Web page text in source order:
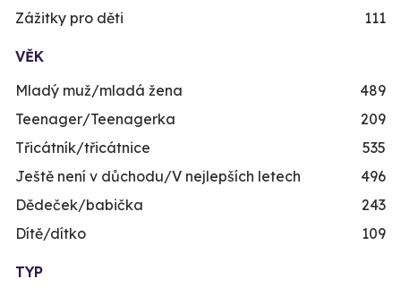
Zážitky pro děti
111
VĚK
Mladý muž/mladá žena
489
Teenager/Teenagerka
209
Třicátník/třicátnice
535
Ještě není v důchodu/V nejlepších letech
496
Dědeček/babička
243
Dítě/dítko
109
TYP